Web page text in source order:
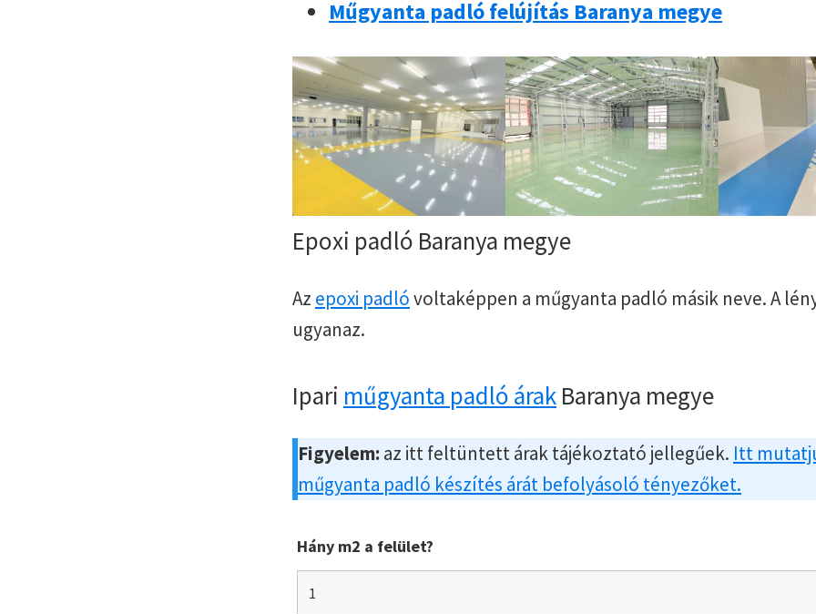
Műgyanta padló felújítás Baranya megye
Epoxi padló Baranya megye
Az epoxi padlóvoltaképpen a műgyanta padló másik neve. A
ugyanaz.
Ipari műgyanta padló árak Baranya megye
Figyelem: az itt feltüntett árak tájékoztató jellegűek. Itt
műgyanta padló készítés árát befolyásoló tényezőket.
Hány m2 a felület?